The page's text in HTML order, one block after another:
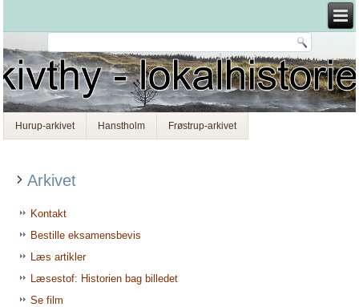
Hurup-arkivet Hanstholm Frøstrup-arkivet
Arkivet
Kontakt
Bestille eksamensbevis
Læs artikler
Læsestof: Historien bag billedet
Se film